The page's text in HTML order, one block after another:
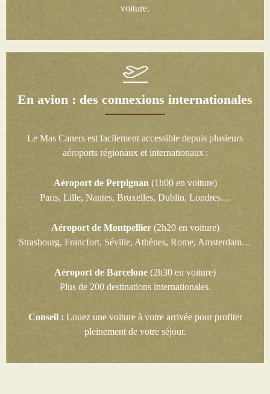
voiture.
En avion : des connexions internationales
Le Mas Caners est facilement accessible depuis plusieurs
aéroports régionaux et internationaux :
Aéroport de Perpignan (1h00 en voiture)
Paris, Lille, Nantes, Bruxelles, Dublin, Londres…
Aéroport de Montpellier(2h20 en voiture)
Strasbourg, Francfort, Séville, Athènes, Rome, Amsterdam…
Aéroport de Barcelone (2h30 en voiture)
Plus de 200 destinations internationales.
Conseil : Louez une voiture à votre arrivée pour profiter
pleinement de votre séjour.